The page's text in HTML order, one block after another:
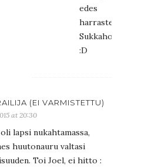
edes
harrastettua.
Sukkahousuissa
:D
(EI VARMISTETTU)
at 20:30
lapsi nukahtamassa,
huutonauru valtasi
Toi Joel, ei hitto :